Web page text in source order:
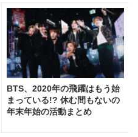
BTS、2020年の飛躍はもう始
まっている!? 休む間もないの
年末年始の活動まとめ